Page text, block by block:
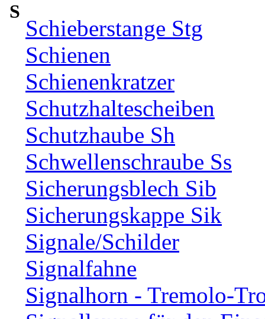
S
Schieberstange Stg
Schienen
Schienenkratzer
Schutzhaltescheiben
Schutzhaube Sh
Schwellenschraube Ss
Sicherungsblech Sib
Sicherungskappe Sik
Signale/Schilder
Signalfahne
Signalhorn - Tremolo-